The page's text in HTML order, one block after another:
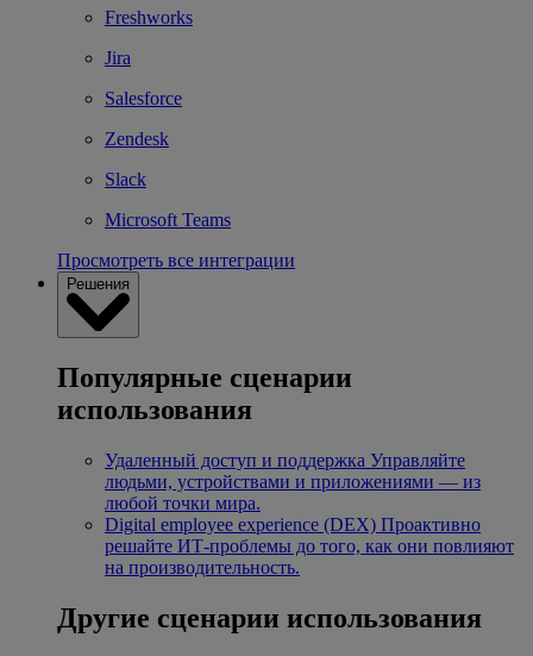
Freshworks
Jira
Salesforce
Zendesk
Slack
Microsoft Teams
Просмотреть все интеграции
Решения
Популярные сценарии
использования
Удаленный доступ и поддержка Управляйте
людьми, устройствами и приложениями — из
любой точки мира.
Digital employee experience (DEX) Проактивно
решайте ИТ-проблемы до того, как они повлияют
на производительность.
Другие сценарии использования